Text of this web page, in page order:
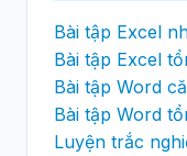
Bài tập Excel
Bài tập Excel
Bài tập Word
Bài tập Word
Luyện trắc